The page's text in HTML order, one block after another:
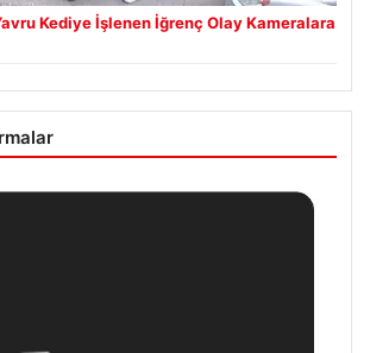
Kediye İşlenen İğrenç Olay Kameralara